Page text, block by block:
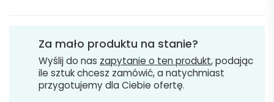
Za mało produktu na stanie?
Wyślij do nas zapytanie o ten produkt, podając
ile sztuk chcesz zamówić, a natychmiast
przygotujemy dla Ciebie ofertę.